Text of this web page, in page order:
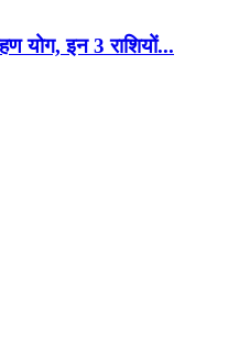
योग, इन 3 राशियों...